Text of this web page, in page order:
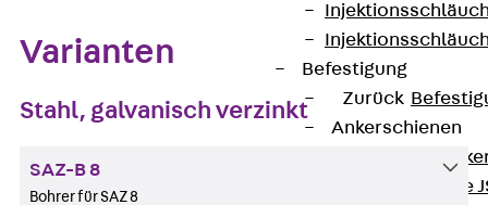
Befestigung
Zurück
Ankerschienen
Ankerschiene
Varianten
Stahl, galvanisch verzinkt
SAZ-B 8
Bohrer für SAZ 8